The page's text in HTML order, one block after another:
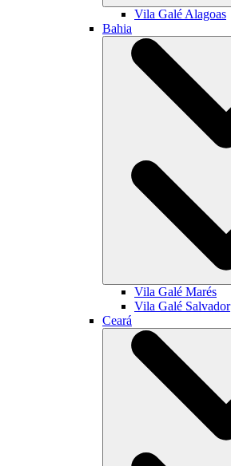
Vila Galé Alagoas
Bahia
Vila Galé Marés
Vila Galé Salvador
Ceará